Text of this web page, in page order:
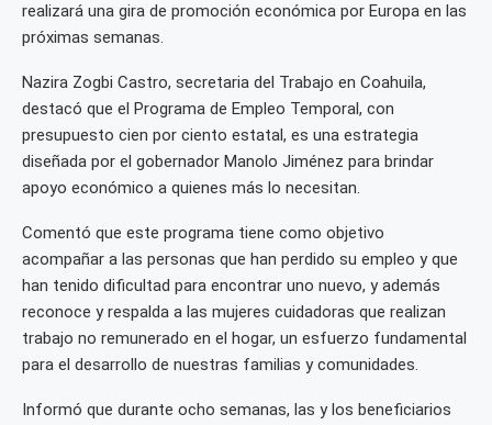
realizará una gira de promoción económica por Europa en las
próximas semanas.
Nazira Zogbi Castro, secretaria del Trabajo en Coahuila,
destacó que el Programa de Empleo Temporal, con
presupuesto cien por ciento estatal, es una estrategia
diseñada por el gobernador Manolo Jiménez para brindar
apoyo económico a quienes más lo necesitan.
Comentó que este programa tiene como objetivo
acompañar a las personas que han perdido su empleo y que
han tenido dificultad para encontrar uno nuevo, y además
reconoce y respalda a las mujeres cuidadoras que realizan
trabajo no remunerado en el hogar, un esfuerzo fundamental
para el desarrollo de nuestras familias y comunidades.
Informó que durante ocho semanas, las y los beneficiarios